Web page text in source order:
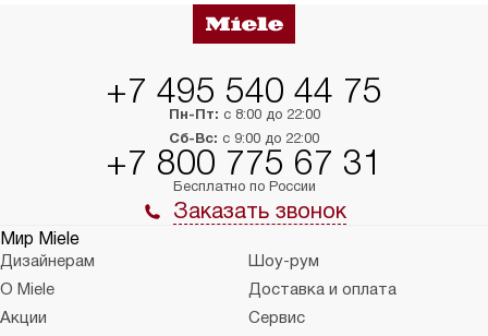
+7 495 540 44 75
Пн-Пт: с 8:00 до 22:00
Сб-Вс: с 9:00 до 22:00
+7 800 775 67 31
Бесплатно по России
Заказать звонок
Мир Miele
Дизайнерам
Шоу-рум
О Miele
Доставка и оплата
Акции
Сервис